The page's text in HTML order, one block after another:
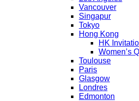
Vancouver
Singapur
Tokyo
Hong Kong
HK
Women’s
Toulouse
Paris
Glasgow
Londres
Edmonton